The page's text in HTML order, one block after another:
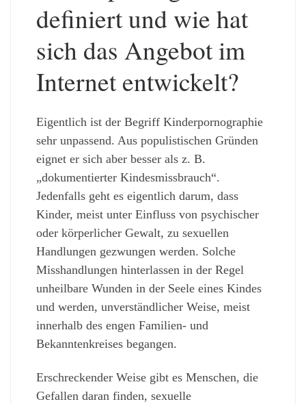
definiert und wie hat
sich das Angebot im
Internet entwickelt?
Eigentlich ist der Begriff Kinderpornographie
sehr unpassend. Aus populistischen Gründen
eignet er sich aber besser als z. B.
„dokumentierter Kindesmissbrauch“.
Jedenfalls geht es eigentlich darum, dass
Kinder, meist unter Einfluss von psychischer
oder körperlicher Gewalt, zu sexuellen
Handlungen gezwungen werden. Solche
Misshandlungen hinterlassen in der Regel
unheilbare Wunden in der Seele eines Kindes
und werden, unverständlicher Weise, meist
innerhalb des engen Familien- und
Bekanntenkreises begangen.
Erschreckender Weise gibt es Menschen, die
Gefallen daran finden, sexuelle